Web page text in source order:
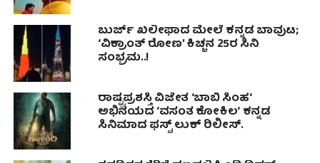
ಬುರ್ಜ್ ಖಲೀಫಾದ ಮೇಲೆ ಕನ್ನಡ ಬಾವುಟ;
‘ವಿಕ್ರಾಂತ್ ರೋಣ’ ಕಿಚ್ಚನ 25ರ ಸಿನಿ
ಸಂಭ್ರಮ..!
ರಾಷ್ಟ್ರಪ್ರಶಸ್ತಿ ವಿಜೇತ ʻಬಾಬಿ ಸಿಂಹʻ
ಅಭಿನಯದ ʻವಸಂತ ಕೋಕಿಲʻ ಕನ್ನಡ
ಸಿನಿಮಾದ ಫಸ್ಟ್‌ ಲುಕ್‌ ರಿಲೀಸ್.